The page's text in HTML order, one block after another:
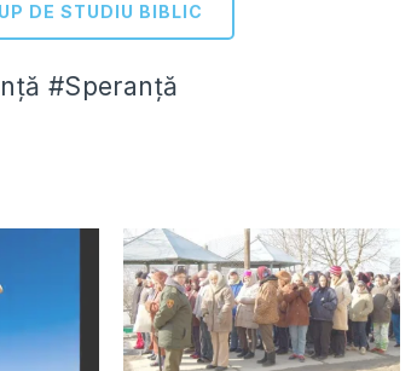
DE STUDIU BIBLIC
#Speranță